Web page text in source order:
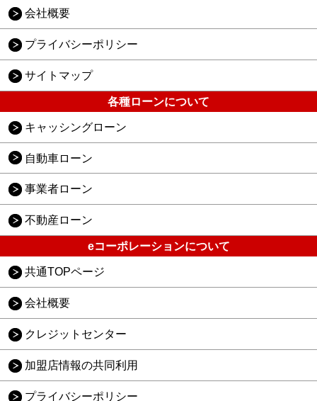
会社概要
プライバシーポリシー
サイトマップ
各種ローンについて
キャッシングローン
自動車ローン
事業者ローン
不動産ローン
eコーポレーションについて
共通TOPページ
会社概要
クレジットセンター
加盟店情報の共同利用
プライバシーポリシー